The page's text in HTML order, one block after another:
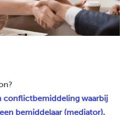
conflictbemiddeling waarbij
bemiddelaar (mediator),